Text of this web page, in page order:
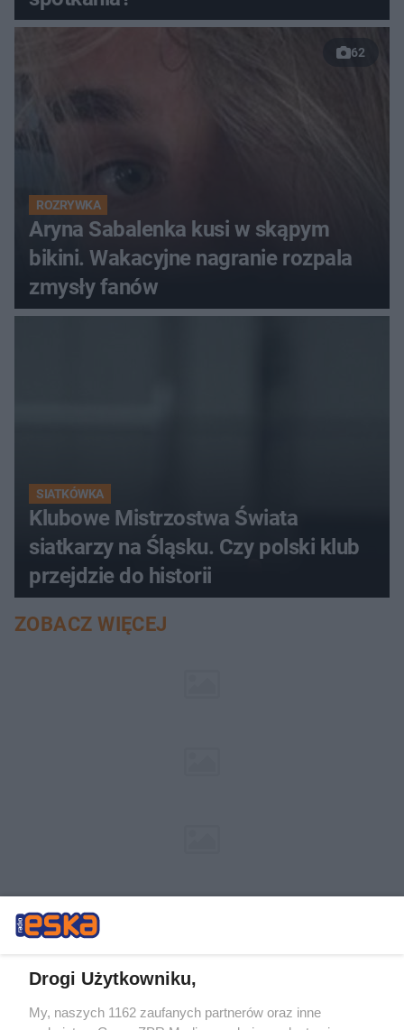
62
ROZRYWKA
Aryna Sabalenka kusi w skąpym
bikini. Wakacyjne nagranie rozpala
zmysły fanów
SIATKÓWKA
Klubowe Mistrzostwa Świata
siatkarzy na Śląsku. Czy polski klub
przejdzie do historii
ZOBACZ WIĘCEJ
Drogi Użytkowniku,
My, naszych 1162 zaufanych partnerów oraz inne